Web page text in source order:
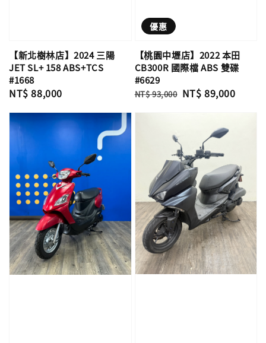
【新北樹林店】2024 三陽
JET SL+ 158 ABS+TCS
#1668
Regular
NT$ 88,000
優惠
【桃園中壢店】2022 本田
CB300R 國際檔 ABS 雙碟
#6629
Regular
NT$ 93,000 Sale
NT$ 89,000